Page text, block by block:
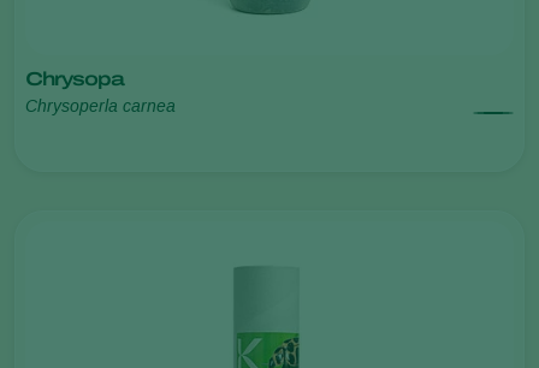
Chrysopa
Chrysoperla carnea